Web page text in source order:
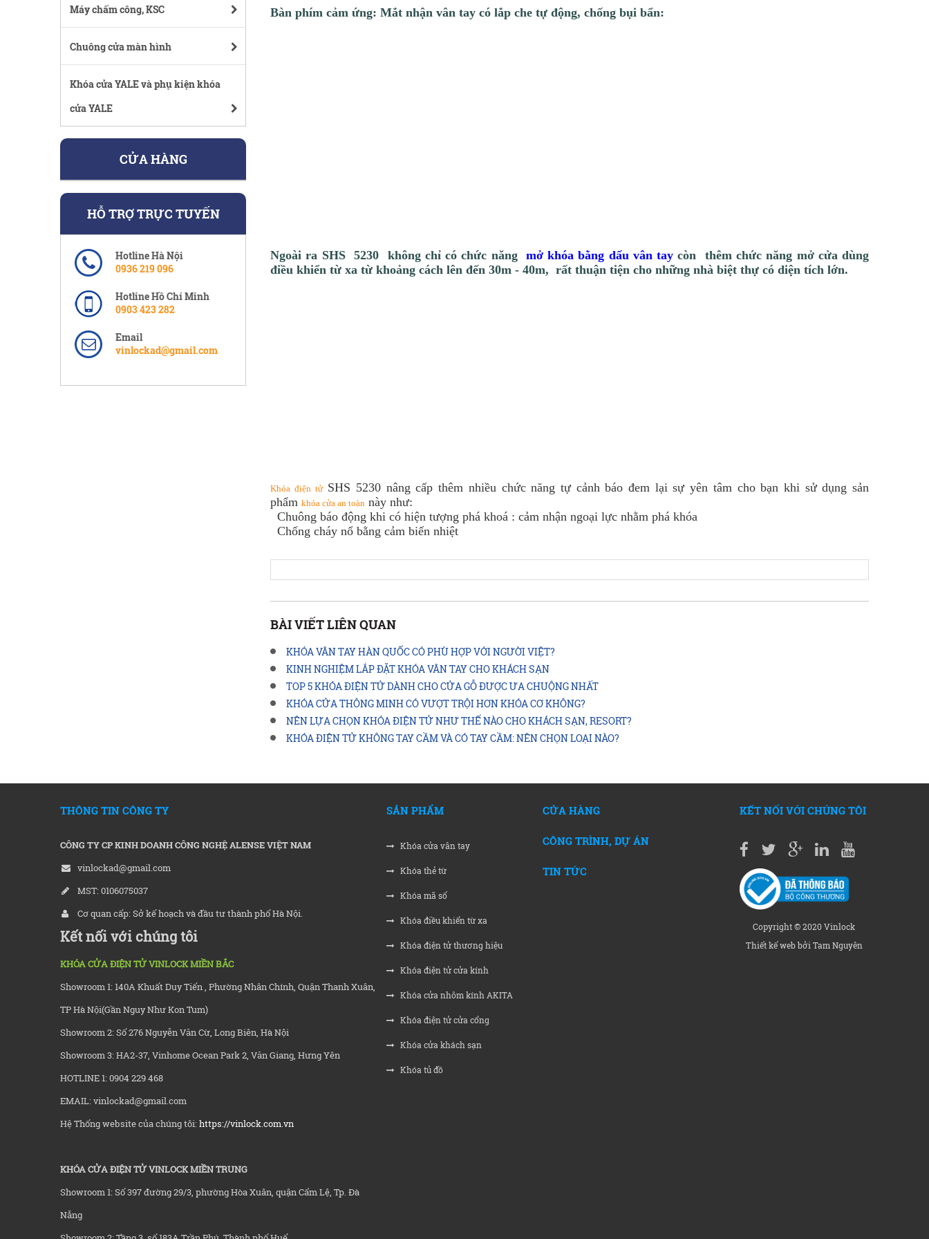
Máy chấm công, KSC
Chuông cửa màn hình
Khóa cửa YALE và phụ kiện khóa
cửa YALE
CỬA HÀNG
HỖ TRỢ TRỰC TUYẾN
Hotline Hà Nội
0936 219 096
Hotline Hồ Chí Minh
0903 423 282
Email
vinlockad@gmail.com
Bàn phím cảm ứng: Mắt nhận vân tay có lắp che tự động, chống bụi bẩn:
Ngoài ra SHS 5230 không chỉ có chức năng mở khóa bằng dấu vân tay còn thêm chức năng mở cửa dùng
điều khiển từ xa từ khoảng cách lên đến 30m - 40m, rất thuận tiện cho những nhà biệt thự có diện tích lớn.
Khóa điện tửSHS 5230 nâng cấp thêm nhiều chức năng tự cảnh báo đem lại sự yên tâm cho bạn khi sử dụng sản
phẩmkhóa cửa an toàn này như:
Chuông báo động khi có hiện tượng phá khoá : cảm nhận ngoại lực nhằm phá khóa
Chống cháy nổ bằng cảm biến nhiệt
BÀI VIẾT LIÊN QUAN
KHÓA VÂN TAY HÀN QUỐC CÓ PHÙ HỢP VỚI NGƯỜI VIỆT?
KINH NGHIỆM LẮP ĐẶT KHÓA VÂN TAY CHO KHÁCH SẠN
TOP 5 KHÓA ĐIỆN TỬ DÀNH CHO CỬA GỖ ĐƯỢC ƯA CHUỘNG NHẤT
KHÓA CỬA THÔNG MINH CÓ VƯỢT TRỘI HƠN KHÓA CƠ KHÔNG?
NÊN LỰA CHỌN KHÓA ĐIỆN TỬ NHƯ THẾ NÀO CHO KHÁCH SẠN, RESORT?
KHÓA ĐIỆN TỬ KHÔNG TAY CẦM VÀ CÓ TAY CẦM: NÊN CHỌN LOẠI NÀO?
THÔNG TIN CÔNG TY
CÔNG TY CP KINH DOANH CÔNG NGHỆ ALENSE VIỆT NAM
vinlockad@gmail.com
MST: 0106075037
Cơ quan cấp: Sở kế hoạch và đầu tư thành phố Hà Nội.
Kết nối với chúng tôi
KHÓA CỬA ĐIỆN TỬ VINLOCK MIỀN BẮC
Showroom 1: 140A Khuất Duy Tiến , Phường Nhân Chính, Quận Thanh Xuân,
TP Hà Nội(Gần Nguy Như Kon Tum)
Showroom 2: Số 276 Nguyễn Văn Cừ, Long Biên, Hà Nội
Showroom 3: HA2-37, Vinhome Ocean Park 2, Văn Giang, Hưng Yên
HOTLINE 1: 0904 229 468
EMAIL: vinlockad@gmail.com
Hệ Thống website của chúng tôi:https://vinlock.com.vn
KHÓA CỬA ĐIỆN TỬ VINLOCK MIỀN TRUNG
Showroom 1: Số 397 đường 29/3, phường Hòa Xuân, quận Cẩm Lệ, Tp. Đà
Nẵng
SẢN PHẨM
Khóa cửa vân tay
Khóa thẻ từ
Khóa mã số
Khóa điều khiển từ xa
Khóa điện tử thương hiệu
Khóa điện tử cửa kính
Khóa cửa nhôm kính AKITA
Khóa điện tử cửa cổng
Khóa cửa khách sạn
Khóa tủ đồ
CỬA HÀNG
CÔNG TRÌNH, DỰ ÁN
TIN TỨC
KẾT NỐI VỚI CHÚNG TÔI
Copyright © 2020 Vinlock
Thiết kế web bởi Tam Nguyên